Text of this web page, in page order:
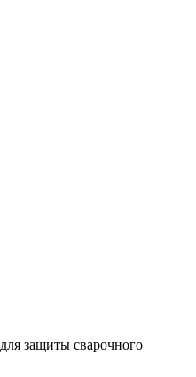
защиты сварочного